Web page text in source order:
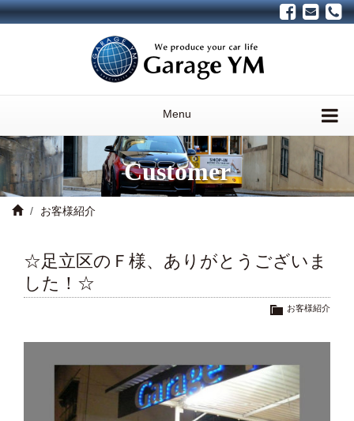
Menu
Customer
お客様紹介
☆足立区のＦ様、ありがとうございま
した！☆
お客様紹介